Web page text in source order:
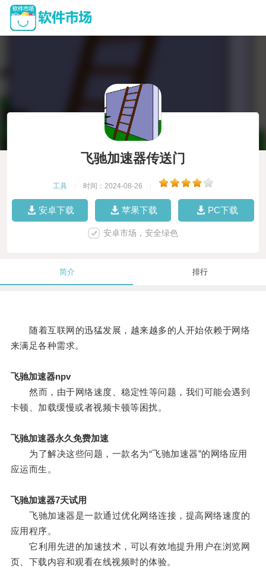
飞驰加速器传送门
工具 时间：2024-08-26
安卓下载 苹果下载 PC下载
安卓市场，安全绿色
简介 排行
随着互联网的迅猛发展，越来越多的人开始依赖于网络
来满足各种需求。
飞驰加速器npv
然而，由于网络速度、稳定性等问题，我们可能会遇到
卡顿、加载缓慢或者视频卡顿等困扰。
飞驰加速器永久免费加速
为了解决这些问题，一款名为“飞驰加速器”的网络应用
应运而生。
飞驰加速器7天试用
飞驰加速器是一款通过优化网络连接，提高网络速度的
应用程序。
它利用先进的加速技术，可以有效地提升用户在浏览网
页、下载内容和观看在线视频时的体验。